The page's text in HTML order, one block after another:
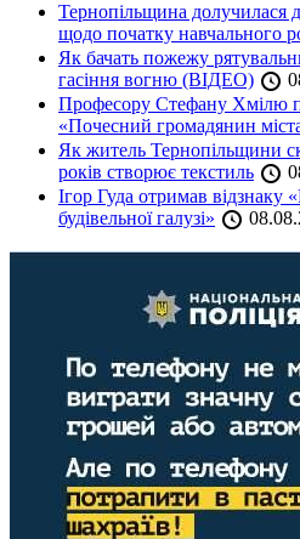
Тернопільщина долучилася
щодо початку навчального
Як бачать пожежу
гасіння вогню (ВІДЕО)
Професору Стефану Хмілю
«Почесний громадянин
Як житель Тернопільщини
років створює текстиль
Ігор Гуда отримав відзнаку
будівельної галузі»